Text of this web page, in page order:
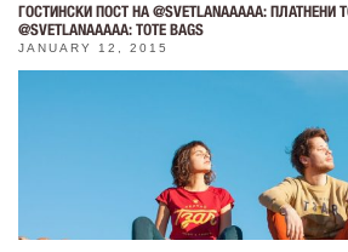
ГОСТИНСКИ ПОСТ НА @SVETLANAAAAA: ПЛАТНЕНИ
@SVETLANAAAAA: TOTE BAGS
JANUARY 12, 2015